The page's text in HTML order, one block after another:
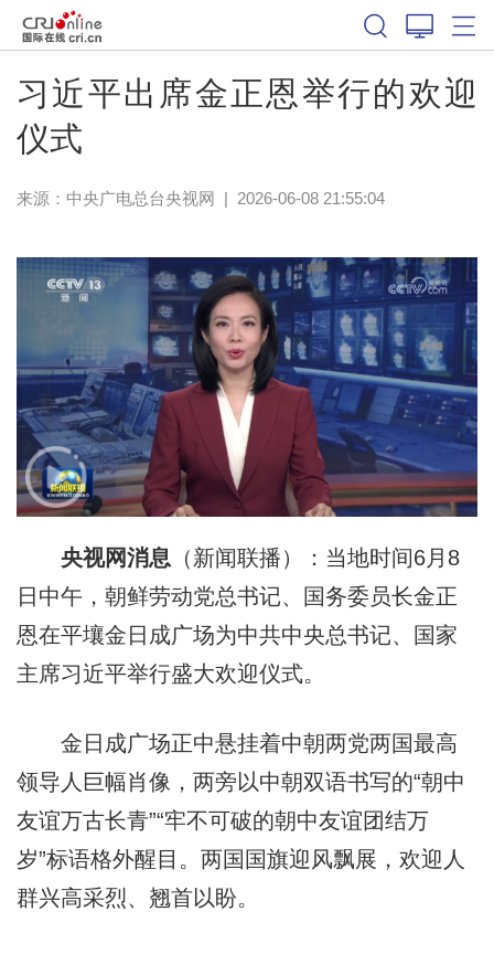
习近平出席金正恩举行的欢迎
仪式
来源： 中央广电总台央视网 | 2026-06-08 21:55:04
央视网消息 （新闻联播）：当地时间6月8
日中午，朝鲜劳动党总书记、国务委员长金正
恩在平壤金日成广场为中共中央总书记、国家
主席习近平举行盛大欢迎仪式。
金日成广场正中悬挂着中朝两党两国最高
领导人巨幅肖像，两旁以中朝双语书写的“朝中
友谊万古长青”“牢不可破的朝中友谊团结万
岁”标语格外醒目。两国国旗迎风飘展，欢迎人
群兴高采烈、翘首以盼。